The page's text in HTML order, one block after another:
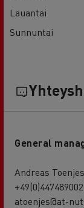
Lauantai
Sunnuntai
General
Andreas Toenjes
atoenjes@at-